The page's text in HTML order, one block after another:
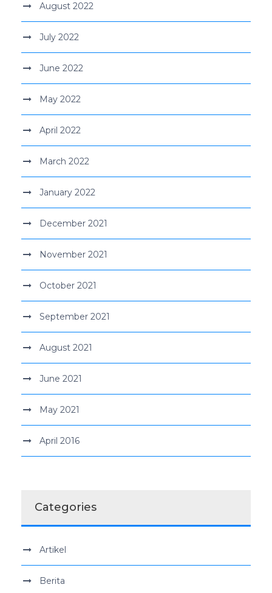
August 2022
July 2022
June 2022
May 2022
April 2022
March 2022
January 2022
December 2021
November 2021
October 2021
September 2021
August 2021
June 2021
May 2021
April 2016
Categories
Artikel
Berita